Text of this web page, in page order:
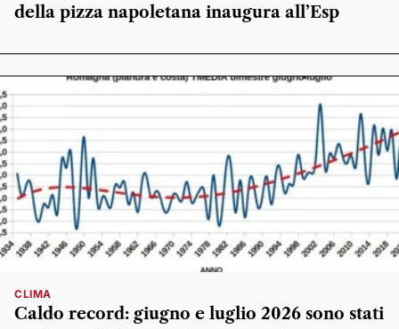
della pizza napoletana inaugura all’Esp
CLIMA
Caldo record: giugno e luglio 2026 sono stati